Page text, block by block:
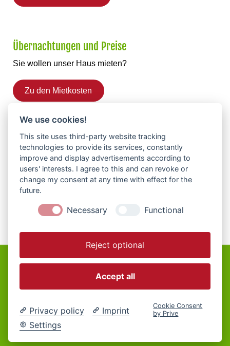
Übernachtungen und Preise
Sie wollen unser Haus mieten?
Zu den Mietkosten
Kontakt zur Hausreferentin
Telefon: 09851-554727
E-Mail: haus@naturfreunde-dkb.de
Zur Buchungsanfrage
© 2026 Naturfreunde Dinkelsbühl.
Powered byWordPress| Impressum| Datenschutz|
We use cookies!
This site uses third-party website tracking
technologies to provide its services, constantly
improve and display advertisements according to
users' interests. I agree to this and can revoke or
change my consent at any time with effect for the
future.
Necessary Functional
Reject optional
Accept all
Privacy policy
Imprint
Settings
Cookie Consent
by Prive